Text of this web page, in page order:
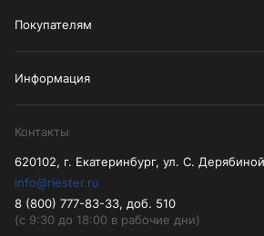
Покупателям
Информация
Контакты
620102, г. Екатеринбург, ул. С.
info@riester.ru
8 (800) 777-83-33, доб. 510
(с 9:30 до 18:00 в рабочие дни)